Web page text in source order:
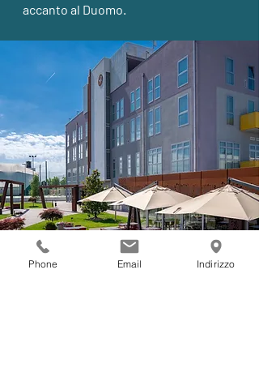
accanto al Duomo.
Phone Email Indirizzo